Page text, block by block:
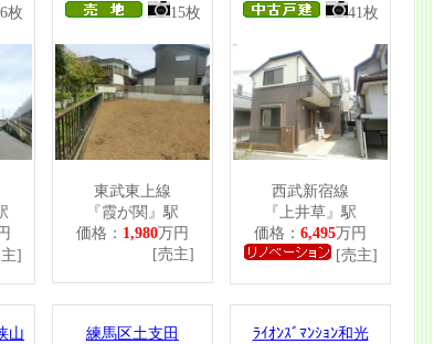
枚
]
15枚
東武東上線
『霞が関』駅
価格： 1,980万円
[売主]
41枚
西武新宿線
『上井草』駅
価格： 6,495万円
[売主]
山
練馬区土支田
ﾗｲｵﾝｽﾞﾏﾝｼｮﾝ和光